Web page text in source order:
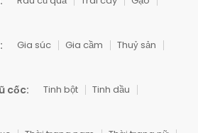
Gia súc Gia cầm
Thuỷ sản
cốc: Tinh bột
Tinh dầu